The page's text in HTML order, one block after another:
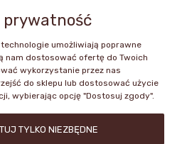
2 3 4 »
prywatność
umożliwiają poprawne
nam dostosować ofertę do Twoich
wykorzystanie przez nas
do sklepu lub dostosować użycie
wybierając opcję "Dostosuj zgody".
TYLKO NIEZBĘDNE